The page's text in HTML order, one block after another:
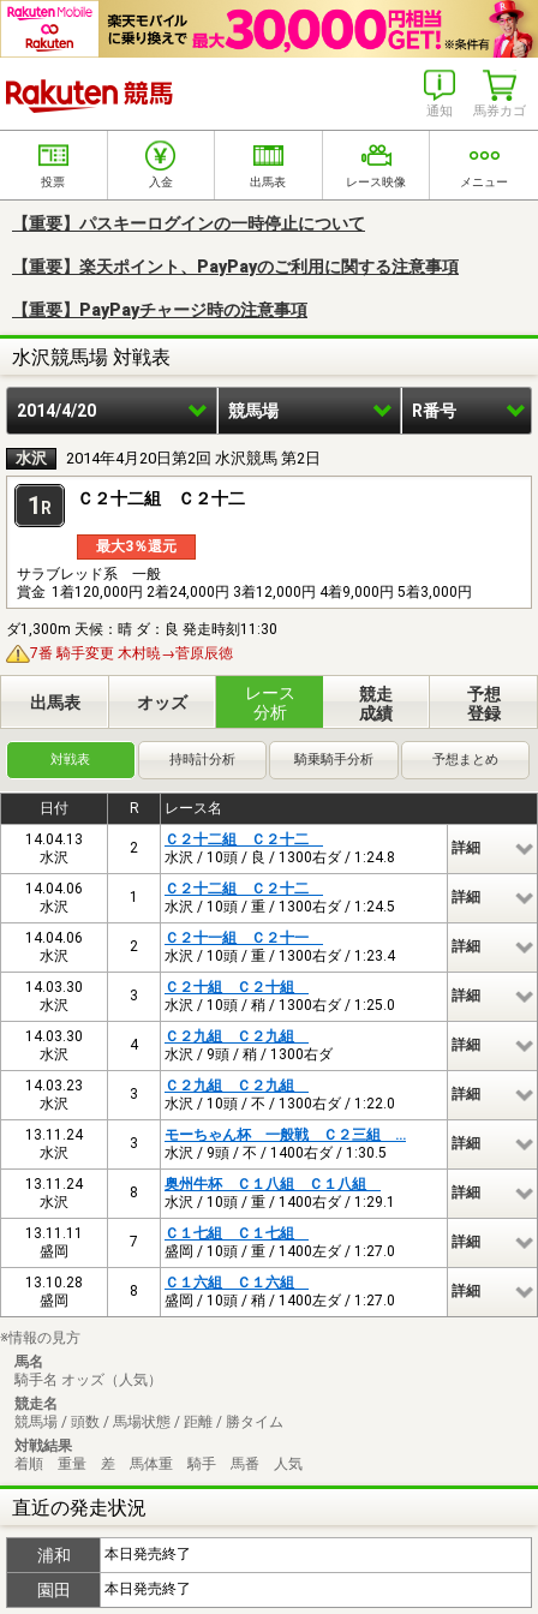
馬券カゴ
通知
投票 入金 出馬表 レース映像 メニュー
【重要】パスキーログインの一時停止について
【重要】楽天ポイント、PayPayのご利用に関する注意事項
【重要】PayPayチャージ時の注意事項
水沢競馬場 対戦表
2014/4/20 競馬場 R番号
水沢 2014年4月20日第2回 水沢競馬 第2日
1 R Ｃ２十二組 Ｃ２十二
最大3％還元
サラブレッド系 一般
賞金 1着120,000円 2着24,000円 3着12,000円 4着9,000円 5着3,000円
ダ1,300m 天候：晴 ダ：良 発走時刻11:30
7番 騎手変更 木村暁→菅原辰徳
出馬表 オッズ
レース
分析
競走
成績
予想
登録
対戦表 持時計分析 騎乗騎手分析 予想まとめ
日付 R
レース名
14.04.13
水沢
2
Ｃ２十二組 Ｃ２十二
水沢 / 10頭 / 良 / 1300右ダ / 1:24.8
詳細
14.04.06
水沢
1
Ｃ２十二組 Ｃ２十二
水沢 / 10頭 / 重 / 1300右ダ / 1:24.5
詳細
14.04.06
水沢
2
Ｃ２十一組 Ｃ２十一
水沢 / 10頭 / 重 / 1300右ダ / 1:23.4
詳細
14.03.30
水沢
3
Ｃ２十組 Ｃ２十組
水沢 / 10頭 / 稍 / 1300右ダ / 1:25.0
詳細
14.03.30
水沢
4
Ｃ２九組 Ｃ２九組
水沢 / 9頭 / 稍 / 1300右ダ
詳細
14.03.23
水沢
3
Ｃ２九組 Ｃ２九組
水沢 / 10頭 / 不 / 1300右ダ / 1:22.0
詳細
13.11.24
水沢
3
モーちゃん杯 一般戦 Ｃ２三組 …
水沢 / 9頭 / 不 / 1400右ダ / 1:30.5
詳細
13.11.24
水沢
8
奥州牛杯 Ｃ１八組 Ｃ１八組
水沢 / 10頭 / 重 / 1400右ダ / 1:29.1
詳細
13.11.11
盛岡
7
Ｃ１七組 Ｃ１七組
盛岡 / 10頭 / 重 / 1400左ダ / 1:27.0
詳細
13.10.28
盛岡
8
Ｃ１六組 Ｃ１六組
盛岡 / 10頭 / 稍 / 1400左ダ / 1:27.0
詳細
※情報の見方
馬名
騎手名 オッズ（人気）
競走名
競馬場 / 頭数 / 馬場状態 / 距離 / 勝タイム
対戦結果
着順 重量 差 馬体重 騎手 馬番 人気
直近の発走状況
浦和 本日発売終了
園田 本日発売終了